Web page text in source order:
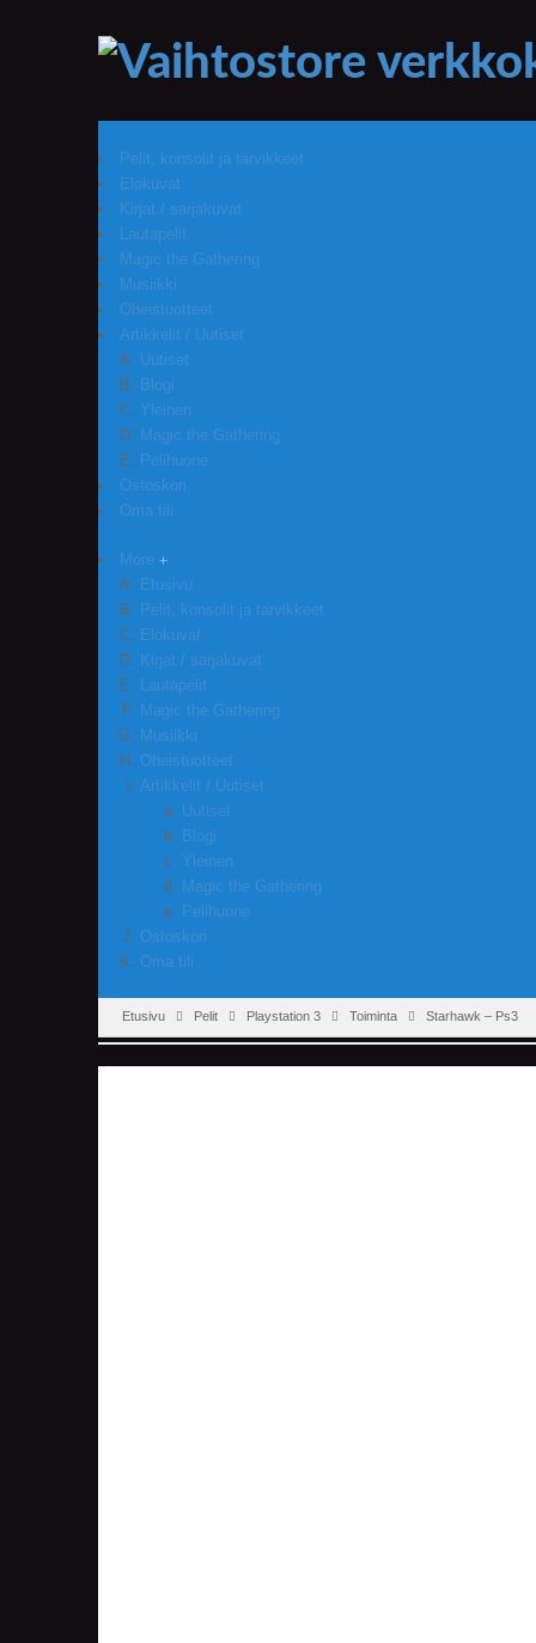
Pelit, konsolit ja tarvikkeet
Elokuvat
Kirjat / sarjakuvat
Lautapelit
Magic the Gathering
Musiikki
Oheistuotteet
Artikkelit / Uutiset
Uutiset
Blogi
Yleinen
Magic the Gathering
Pelihuone
Ostoskori
Oma tili
More
Etusivu
Pelit, konsolit ja tarvikkeet
Elokuvat
Kirjat / sarjakuvat
Lautapelit
Magic the Gathering
Musiikki
Oheistuotteet
Artikkelit / Uutiset
Uutiset
Blogi
Yleinen
Magic the Gathering
Pelihuone
Ostoskori
Oma tili
Etusivu Pelit Playstation 3 Toiminta Starhawk – Ps3